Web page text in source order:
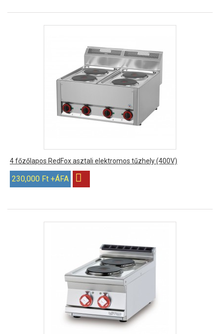
4 főzőlapos RedFox asztali elektromos tűzhely (400V)
230,000 Ft +ÁFA